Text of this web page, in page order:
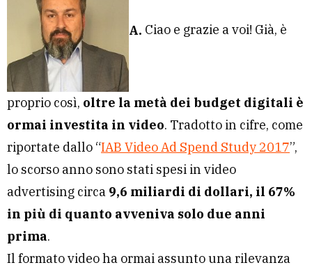
A. Ciao e grazie a voi! Già, è
proprio così, oltre la metà dei budget digitali è
ormai investita in video. Tradotto in cifre, come
riportate dallo “IAB Video Ad Spend Study 2017”,
lo scorso anno sono stati spesi in video
advertising circa 9,6 miliardi di dollari, il 67%
in più di quanto avveniva solo due anni
prima.
Il formato video ha ormai assunto una rilevanza